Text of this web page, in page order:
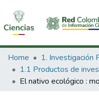
Communities & Collections
All of DSpace
Home